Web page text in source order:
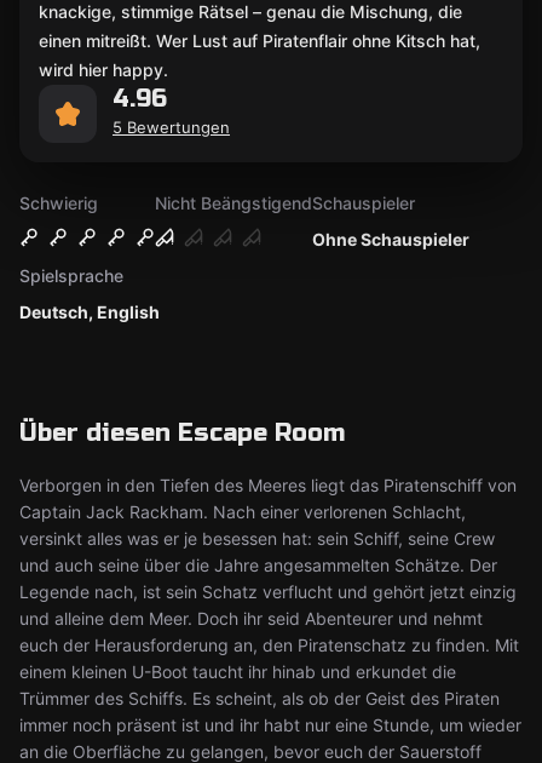
Schwierig
Nicht Beängstigend
Ohne Schauspieler
Schauspieler
Deutsch, English
Spielsprache
Über diesen Escape Room
Verborgen in den Tiefen des Meeres liegt das Piratenschiff von
Captain Jack Rackham. Nach einer verlorenen Schlacht,
versinkt alles was er je besessen hat: sein Schiff, seine Crew
und auch seine über die Jahre angesammelten Schätze. Der
Legende nach, ist sein Schatz verflucht und gehört jetzt einzig
und alleine dem Meer. Doch ihr seid Abenteurer und nehmt
euch der Herausforderung an, den Piratenschatz zu finden. Mit
einem kleinen U-Boot taucht ihr hinab und erkundet die
Trümmer des Schiffs. Es scheint, als ob der Geist des Piraten
immer noch präsent ist und ihr habt nur eine Stunde, um wieder
an die Oberfläche zu gelangen, bevor euch der Sauerstoff
knackige, stimmige Rätsel – genau die Mischung, die
einen mitreißt. Wer Lust auf Piratenflair ohne Kitsch hat,
wird hier happy.
4.96
5 Bewertungen